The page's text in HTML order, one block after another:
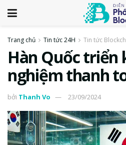
Trang chủ Tin tức 24H Tin tức
Hàn Quốc triển
nghiệm thanh
bởi Thanh Vo 23/09/2024